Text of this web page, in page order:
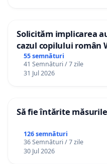
Solicităm implicarea
cazul copilului român
Gheorghe, aflat în
12 ani
55 semnături
41 Semnături / 7 zile
31 Jul 2026
Să fie întărite
126 semnături
36 Semnături / 7 zile
30 Jul 2026